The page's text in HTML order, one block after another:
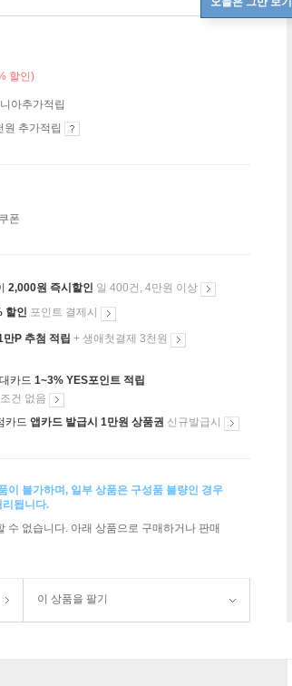
할인)
아추가적립
원 추가적립
폰
2,000원 즉시할인 일 400건, 4만원 이상
할인 포인트 결제시
만P 추첨 적립 + 생애첫결제 3천원
카드 1~3% YES포인트 적립
건 없음
카드 앱카드 발급시 1만원 상품권 신규발급시
이 불가하며, 일부 상품은 구성품 불량인 경우
리됩니다.
수 없습니다. 아래 상품으로 구매하거나 판매
이 상품을 팔기